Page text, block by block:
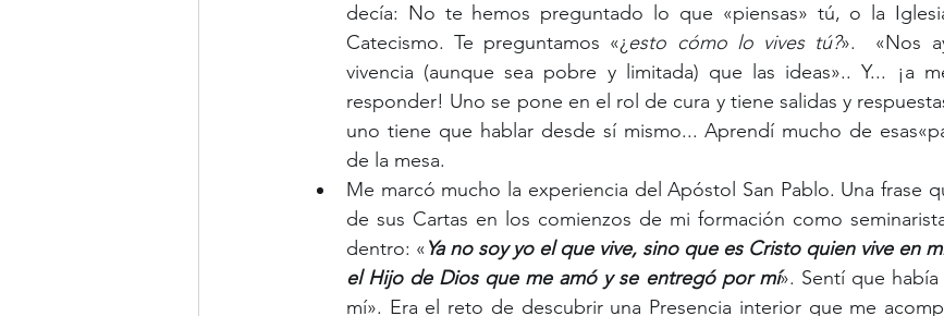
decía: No te hemos preguntado lo que «piensas» tú, o la
Catecismo. Te preguntamos «¿esto cómo lo vives tú?».  «Nos
vivencia (aunque sea pobre y limitada) que las ideas».. Y... ¡a
responder! Uno se pone en el rol de cura y tiene salidas y
uno tiene que hablar desde sí mismo... Aprendí mucho de
de la mesa.
Me marcó mucho la experiencia del Apóstol San Pablo. Una frase
de sus Cartas en los comienzos de mi formación como
dentro: «Ya no soy yo el que vive, sino que es Cristo quien vive en
el Hijo de Dios que me amó y se entregó por mí». Sentí que había
mí». Era el reto de descubrir una Presencia interior que me